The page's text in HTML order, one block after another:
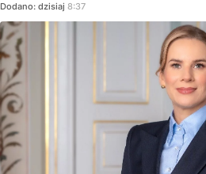
Dodano: dzisiaj 8:37